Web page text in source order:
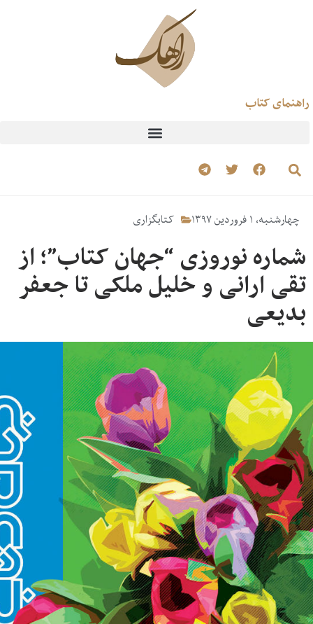
راهنمای کتاب
چهارشنبه، ۱ فروردین ۱۳۹۷ کتابگزاری
شماره نوروزی “جهان کتاب”؛ از
تقی ارانی و خلیل ملکی تا جعفر
بدیعی